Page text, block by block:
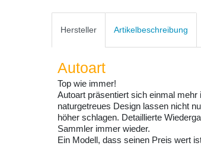
Hersteller Artikelbeschreibung
Autoart
Top wie immer!
Autoart präsentiert sich einmal
naturgetreues Design lassen nicht
höher schlagen. Detaillierte
Sammler immer wieder.
Ein Modell, dass seinen Preis wert